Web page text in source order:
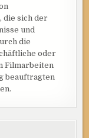
die sich der
und
die
oder
Filmarbeiten
beauftragten